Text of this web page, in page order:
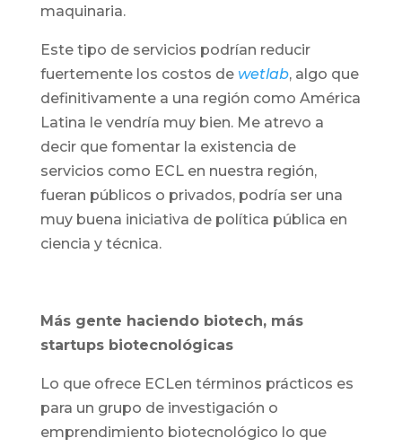
maquinaria.
Este tipo de servicios podrían reducir
fuertemente los costos de wetlab, algo que
definitivamente a una región como América
Latina le vendría muy bien. Me atrevo a
decir que fomentar la existencia de
servicios como ECL en nuestra región,
fueran públicos o privados, podría ser una
muy buena iniciativa de política pública en
ciencia y técnica.
Más gente haciendo biotech, más
startups biotecnológicas
Lo que ofrece ECLen términos prácticos es
para un grupo de investigación o
emprendimiento biotecnológico lo que